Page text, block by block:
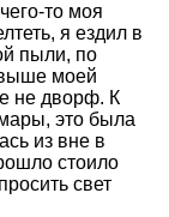
то моя
я ездил в
пыли, по
моей
не дворф. К
это была
из вне в
стоило
свет